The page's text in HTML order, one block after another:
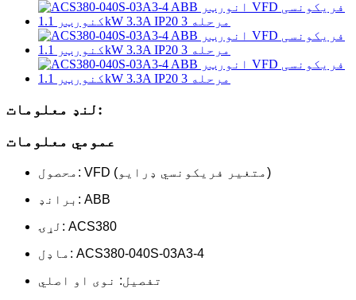
لنډ معلومات:
عمومي معلومات
محصول: VFD (متغیر فریکونسي ډرایو)
برانډ: ABB
لړۍ: ACS380
ماډل: ACS380-040S-03A3-4
تفصیل: نوی او اصلي